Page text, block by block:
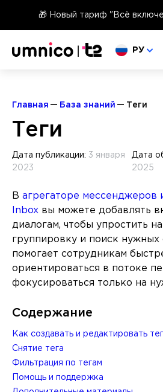
🎁 Новый тариф "Всё
Выберите
РУ
Главная База знаний Теги
Теги
Дата публикации: 3 января
2023
Дата
2025
В агрегаторе мессенджеров
Inbox вы можете добавлять
диалогам, чтобы упростить
группировку и поиск
помогает сотрудникам
ориентироваться в потоке
фокусироваться только на
Содержание
Как создавать и редактировать
Снятие тега
Фильтрация по тегам
Помощь и поддержка